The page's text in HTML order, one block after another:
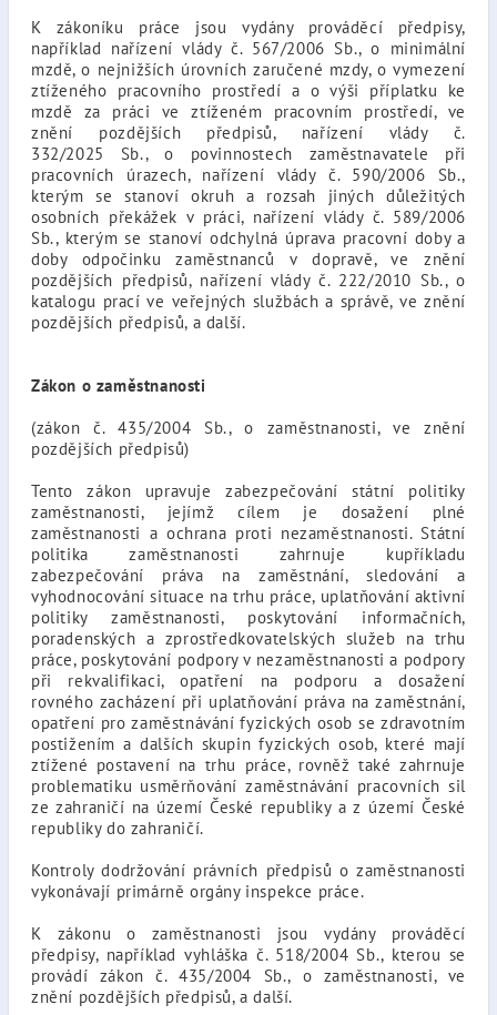
K zákoníku práce jsou vydány prováděcí předpisy,
například nařízení vlády č. 567/2006 Sb., o minimální
mzdě, o nejnižších úrovních zaručené mzdy, o vymezení
ztíženého pracovního prostředí a o výši příplatku ke
mzdě za práci ve ztíženém pracovním prostředí, ve
znění pozdějších předpisů, nařízení vlády č.
332/2025 Sb., o povinnostech zaměstnavatele při
pracovních úrazech, nařízení vlády č. 590/2006 Sb.,
kterým se stanoví okruh a rozsah jiných důležitých
osobních překážek v práci, nařízení vlády č. 589/2006
Sb., kterým se stanoví odchylná úprava pracovní doby a
doby odpočinku zaměstnanců v dopravě, ve znění
pozdějších předpisů, nařízení vlády č. 222/2010 Sb., o
katalogu prací ve veřejných službách a správě, ve znění
pozdějších předpisů, a další.
Zákon o zaměstnanosti
(zákon č. 435/2004 Sb., o zaměstnanosti, ve znění
pozdějších předpisů)
Tento zákon upravuje zabezpečování státní politiky
zaměstnanosti, jejímž cílem je dosažení plné
zaměstnanosti a ochrana proti nezaměstnanosti. Státní
politika zaměstnanosti zahrnuje kupříkladu
zabezpečování práva na zaměstnání, sledování a
vyhodnocování situace na trhu práce, uplatňování aktivní
politiky zaměstnanosti, poskytování informačních,
poradenských a zprostředkovatelských služeb na trhu
práce, poskytování podpory v nezaměstnanosti a podpory
při rekvalifikaci, opatření na podporu a dosažení
rovného zacházení při uplatňování práva na zaměstnání,
opatření pro zaměstnávání fyzických osob se zdravotním
postižením a dalších skupin fyzických osob, které mají
ztížené postavení na trhu práce, rovněž také zahrnuje
problematiku usměrňování zaměstnávání pracovních sil
ze zahraničí na území České republiky a z území České
republiky do zahraničí.
Kontroly dodržování právních předpisů o zaměstnanosti
vykonávají primárně orgány inspekce práce.
K zákonu o zaměstnanosti jsou vydány prováděcí
předpisy, například vyhláška č. 518/2004 Sb., kterou se
provádí zákon č. 435/2004 Sb., o zaměstnanosti, ve
znění pozdějších předpisů, a další.